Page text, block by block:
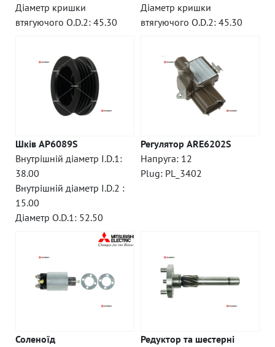
Діаметр кришки
втягуючого O.D.2: 45.30
Діаметр кришки
втягуючого O.D.2: 45.30
Шків AP6089S
Внутрішній діаметр I.D.1:
38.00
Внутрішній діаметр I.D.2 :
15.00
Діаметр O.D.1: 52.50
Регулятор ARE6202S
Напруга: 12
Plug: PL_3402
Соленоїд
Редуктор та шестерні